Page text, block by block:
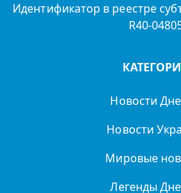
Идентификатор в реестре
R40-
Новости
Новости
Мировые
Легенды